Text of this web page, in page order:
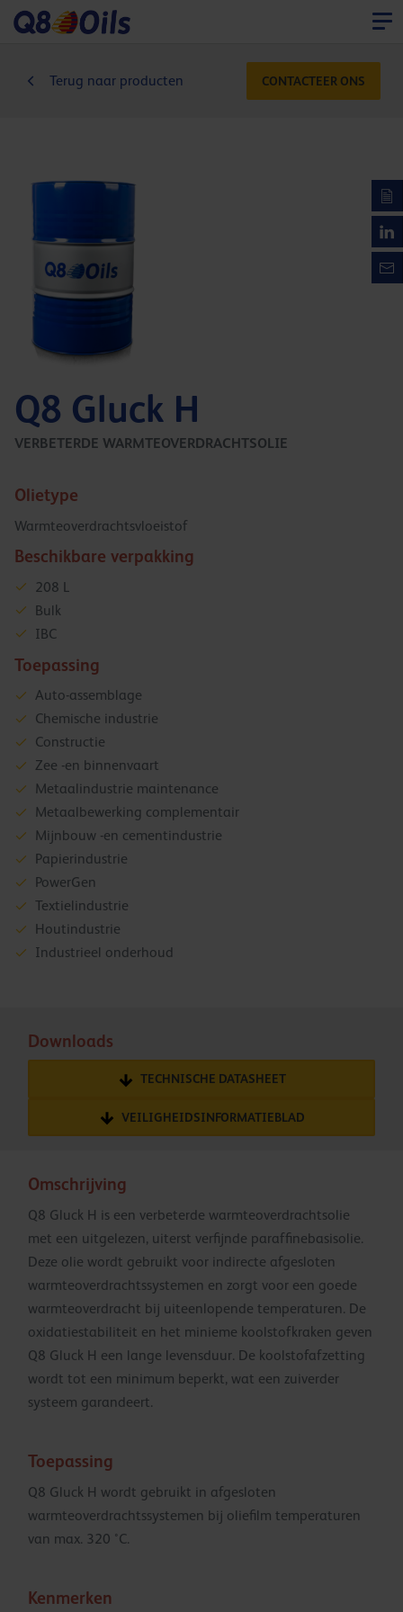
Terug naar producten CONTACTEER ONS
Q8 Gluck H
VERBETERDE WARMTEOVERDRACHTSOLIE
Olietype
Warmteoverdrachtsvloeistof
Beschikbare verpakking
208 L
Bulk
IBC
Toepassing
Auto-assemblage
Chemische industrie
Constructie
Zee -en binnenvaart
Metaalindustrie maintenance
Metaalbewerking complementair
Mijnbouw -en cementindustrie
Papierindustrie
PowerGen
Textielindustrie
Houtindustrie
Industrieel onderhoud
Downloads
TECHNISCHE DATASHEET
VEILIGHEIDSINFORMATIEBLAD
Omschrijving
Q8 Gluck H is een verbeterde warmteoverdrachtsolie
met een uitgelezen, uiterst verfijnde paraffinebasisolie.
Deze olie wordt gebruikt voor indirecte afgesloten
warmteoverdrachtssystemen en zorgt voor een goede
warmteoverdracht bij uiteenlopende temperaturen. De
oxidatiestabiliteit en het minieme koolstofkraken geven
Q8 Gluck H een lange levensduur. De koolstofafzetting
wordt tot een minimum beperkt, wat een zuiverder
systeem garandeert.
Toepassing
Q8 Gluck H wordt gebruikt in afgesloten
warmteoverdrachtssystemen bij oliefilm temperaturen
van max. 320 °C.
Kenmerken